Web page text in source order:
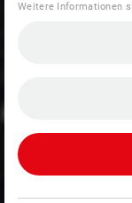
Weitere Informationen